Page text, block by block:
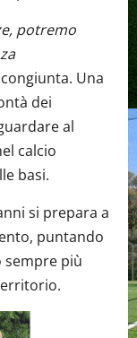
potremo
Una
dei
al
calcio
basi.
si prepara a
puntando
più